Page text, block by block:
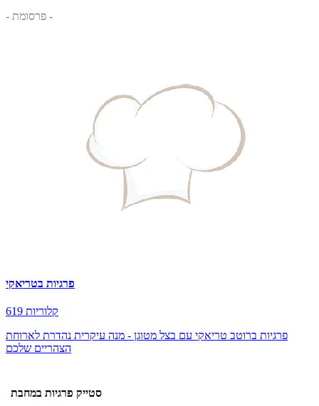
- פרסומת -
פרגיות בטריאקי
619 קלוריות
פרגיות ברוטב טריאקי עם בצל מטוגן - מנה עיקרית נהדרת לארוחת
הצהריים שלכם
סטייק פרגיות במחבת